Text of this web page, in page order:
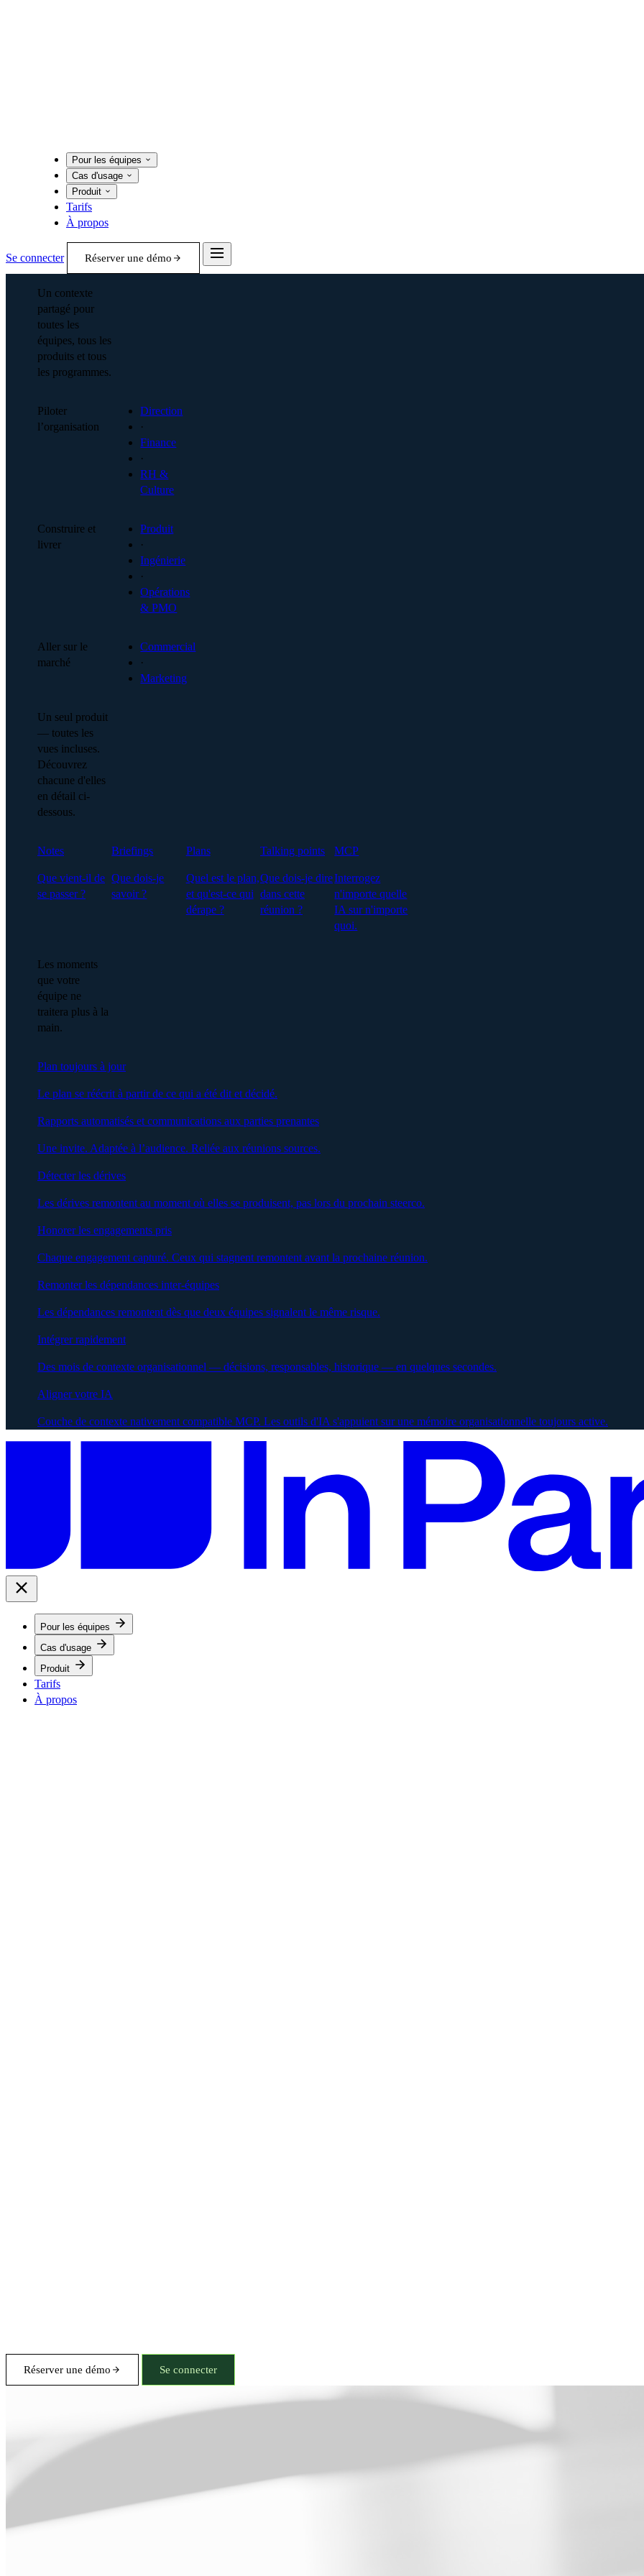
Pour les équipes
Cas d'usage
Produit
Tarifs
À propos
Se connecter Réserver une démo
Un contexte
partagé pour
toutes les
équipes, tous les
produits et tous
les programmes.
Piloter
l’organisation
Direction
·
Finance
·
RH &
Culture
Construire et
livrer
Produit
·
Ingénierie
·
Opérations
& PMO
Aller sur le
marché
Commercial
·
Marketing
Un seul produit
— toutes les
vues incluses.
Découvrez
chacune d'elles
en détail ci-
dessous.
Notes
Que vient-il de
se passer ?
Briefings
Que dois-je
savoir ?
Plans
Quel est le plan,
et qu'est-ce qui
dérape ?
Talking points
Que dois-je dire
dans cette
réunion ?
MCP
Interrogez
n'importe quelle
IA sur n'importe
quoi.
Les moments
que votre
équipe ne
traitera plus à la
main.
Plan toujours à jour
Le plan se réécrit à partir de ce qui a été dit et décidé.
Rapports automatisés et communications aux parties prenantes
Une invite. Adaptée à l’audience. Reliée aux réunions sources.
Détecter les dérives
Les dérives remontent au moment où elles se produisent, pas lors du prochain steerco.
Honorer les engagements pris
Chaque engagement capturé. Ceux qui stagnent remontent avant la prochaine réunion.
Remonter les dépendances inter-équipes
Les dépendances remontent dès que deux équipes signalent le même risque.
Intégrer rapidement
Des mois de contexte organisationnel — décisions, responsables, historique — en quelques secondes.
Aligner votre IA
Couche de contexte nativement compatible MCP. Les outils d'IA s'appuient sur une mémoire organisationnelle toujours active.
Pour les équipes
Cas d'usage
Produit
Tarifs
À propos
Réserver une démo Se connecter